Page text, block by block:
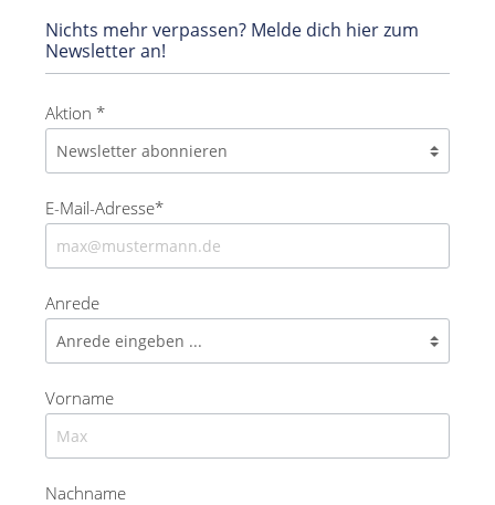
Nichts mehr verpassen? Melde dich hier zum
Newsletter an!
Aktion *
E-Mail-Adresse*
Anrede
Vorname
Nachname